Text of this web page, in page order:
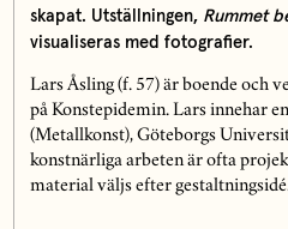
skapat. Utställningen,Rummet
visualiseras med fotografier.
Lars Åsling (f. 57) är boende och
på Konstepidemin. Lars innehar
(Metallkonst), Göteborgs
konstnärliga arbeten är ofta
material väljs efter